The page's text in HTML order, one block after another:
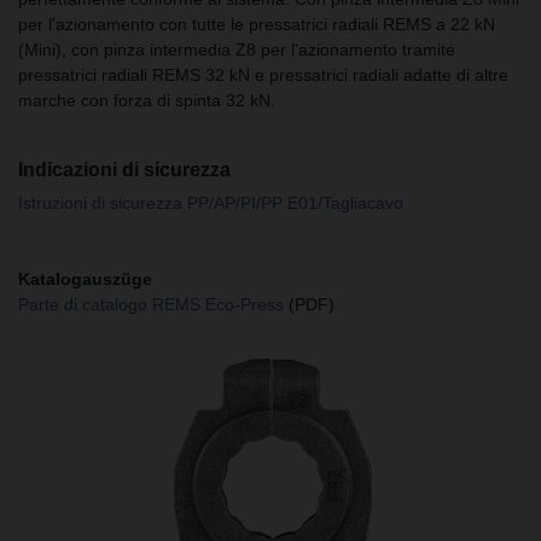
per l'azionamento con tutte le pressatrici radiali REMS a 22 kN
(Mini), con pinza intermedia Z8 per l'azionamento tramite
pressatrici radiali REMS 32 kN e pressatrici radiali adatte di altre
marche con forza di spinta 32 kN.
Indicazioni di sicurezza
Istruzioni di sicurezza PP/AP/PI/PP E01/Tagliacavo
Katalogauszüge
Parte di catalogo REMS Eco-Press (PDF)